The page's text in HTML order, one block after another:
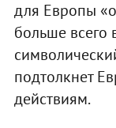
для Европы
больше всего
подтолкнет
действиям.